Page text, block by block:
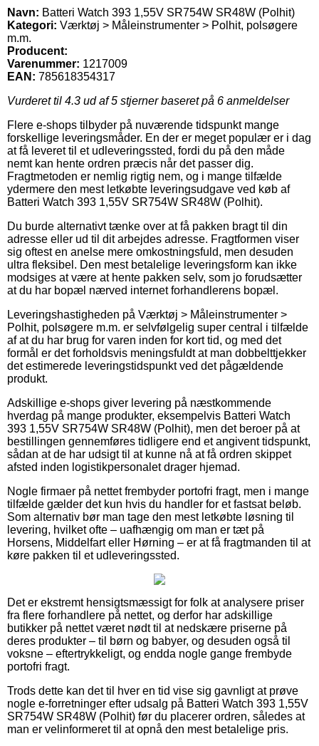
Navn: Batteri Watch 393 1,55V SR754W SR48W (Polhit)
Kategori: Værktøj > Måleinstrumenter > Polhit, polsøgere
m.m.
Producent:
Varenummer: 1217009
EAN: 785618354317
Vurderet til 4.3 ud af 5 stjerner baseret på 6 anmeldelser
Flere e-shops tilbyder på nuværende tidspunkt mange
forskellige leveringsmåder. En der er meget populær er i dag
at få leveret til et udleveringssted, fordi du på den måde
nemt kan hente ordren præcis når det passer dig.
Fragtmetoden er nemlig rigtig nem, og i mange tilfælde
ydermere den mest letkøbte leveringsudgave ved køb af
Batteri Watch 393 1,55V SR754W SR48W (Polhit).
Du burde alternativt tænke over at få pakken bragt til din
adresse eller ud til dit arbejdes adresse. Fragtformen viser
sig oftest en anelse mere omkostningsfuld, men desuden
ultra fleksibel. Den mest betalelige leveringsform kan ikke
modsiges at være at hente pakken selv, som jo forudsætter
at du har bopæl nærved internet forhandlerens bopæl.
Leveringshastigheden på Værktøj > Måleinstrumenter >
Polhit, polsøgere m.m. er selvfølgelig super central i tilfælde
af at du har brug for varen inden for kort tid, og med det
formål er det forholdsvis meningsfuldt at man dobbelttjekker
det estimerede leveringstidspunkt ved det pågældende
produkt.
Adskillige e-shops giver levering på næstkommende
hverdag på mange produkter, eksempelvis Batteri Watch
393 1,55V SR754W SR48W (Polhit), men det beroer på at
bestillingen gennemføres tidligere end et angivent tidspunkt,
sådan at de har udsigt til at kunne nå at få ordren skippet
afsted inden logistikpersonalet drager hjemad.
Nogle firmaer på nettet frembyder portofri fragt, men i mange
tilfælde gælder det kun hvis du handler for et fastsat beløb.
Som alternativ bør man tage den mest letkøbte løsning til
levering, hvilket ofte – uafhængig om man er tæt på
Horsens, Middelfart eller Hørning – er at få fragtmanden til at
køre pakken til et udleveringssted.
Det er ekstremt hensigtsmæssigt for folk at analysere priser
fra flere forhandlere på nettet, og derfor har adskillige
butikker på nettet været nødt til at nedskære priserne på
deres produkter – til børn og babyer, og desuden også til
voksne – eftertrykkeligt, og endda nogle gange frembyde
portofri fragt.
Trods dette kan det til hver en tid vise sig gavnligt at prøve
nogle e-forretninger efter udsalg på Batteri Watch 393 1,55V
SR754W SR48W (Polhit) før du placerer ordren, således at
man er velinformeret til at opnå den mest betalelige pris.